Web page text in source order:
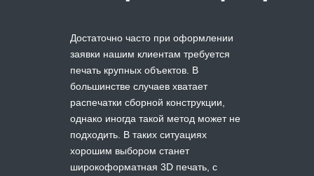
Достаточно часто при оформлении
заявки нашим клиентам требуется
печать крупных объектов. В
большинстве случаев хватает
распечатки сборной конструкции,
однако иногда такой метод может не
подходить. В таких ситуациях
хорошим выбором станет
широкоформатная 3D печать, с